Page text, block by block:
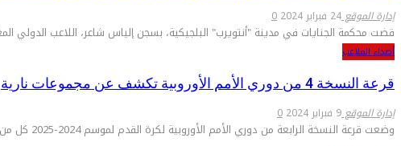
إدارة الموقع24 فبراير 2024 0
قضت محكمة الجنايات في مدينة "أنتويرب" البلجيكية، بسجن إلياس شاعر، اللاعب الدولي
أصداء الملاعب
قرعة النسخة 4 من دوري الأمم الأوروبية تكشف عن مجموعات نارية
إدارة الموقع9 فبراير 2024 0
وضعت قرعة النسخة الرابعة من دوري الأمم الأوروبية لكرة القدم لموسم 2024-2025 كل من فرنسا وصيفة بطلة العالم مع بلجيكا…